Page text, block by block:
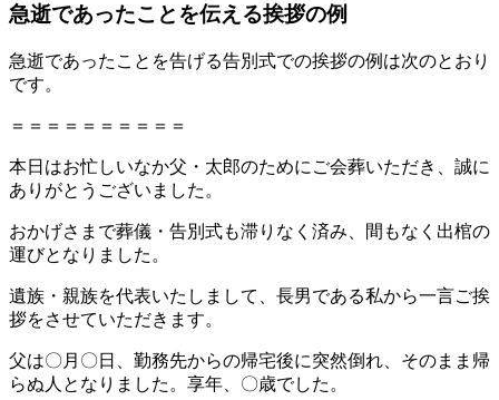
急逝であったことを伝える挨拶の例
急逝であったことを告げる告別式での挨拶の例は次のとおり
です。
＝＝＝＝＝＝＝＝＝＝
本日はお忙しいなか父・太郎のためにご会葬いただき、誠に
ありがとうございました。
おかげさまで葬儀・告別式も滞りなく済み、間もなく出棺の
運びとなりました。
遺族・親族を代表いたしまして、長男である私から一言ご挨
拶をさせていただきます。
父は〇月〇日、勤務先からの帰宅後に突然倒れ、そのまま帰
らぬ人となりました。享年、〇歳でした。